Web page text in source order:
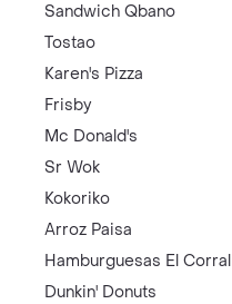
Sandwich Qbano
Tostao
Karen's Pizza
Frisby
Mc Donald's
Sr Wok
Kokoriko
Arroz Paisa
Hamburguesas El Corral
Dunkin' Donuts